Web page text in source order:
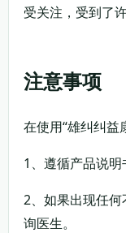
受关注，受到了
注意事项
在使用“雄纠纠益
1、遵循产品说明
2、如果出现任
询医生。